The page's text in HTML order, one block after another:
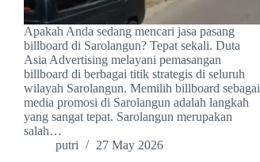
Apakah Anda sedang mencari jasa pasang
billboard di Sarolangun? Tepat sekali. Duta
Asia Advertising melayani pemasangan
billboard di berbagai titik strategis di seluruh
wilayah Sarolangun. Memilih billboard sebagai
media promosi di Sarolangun adalah langkah
yang sangat tepat. Sarolangun merupakan
salah…
putri
27 May 2026